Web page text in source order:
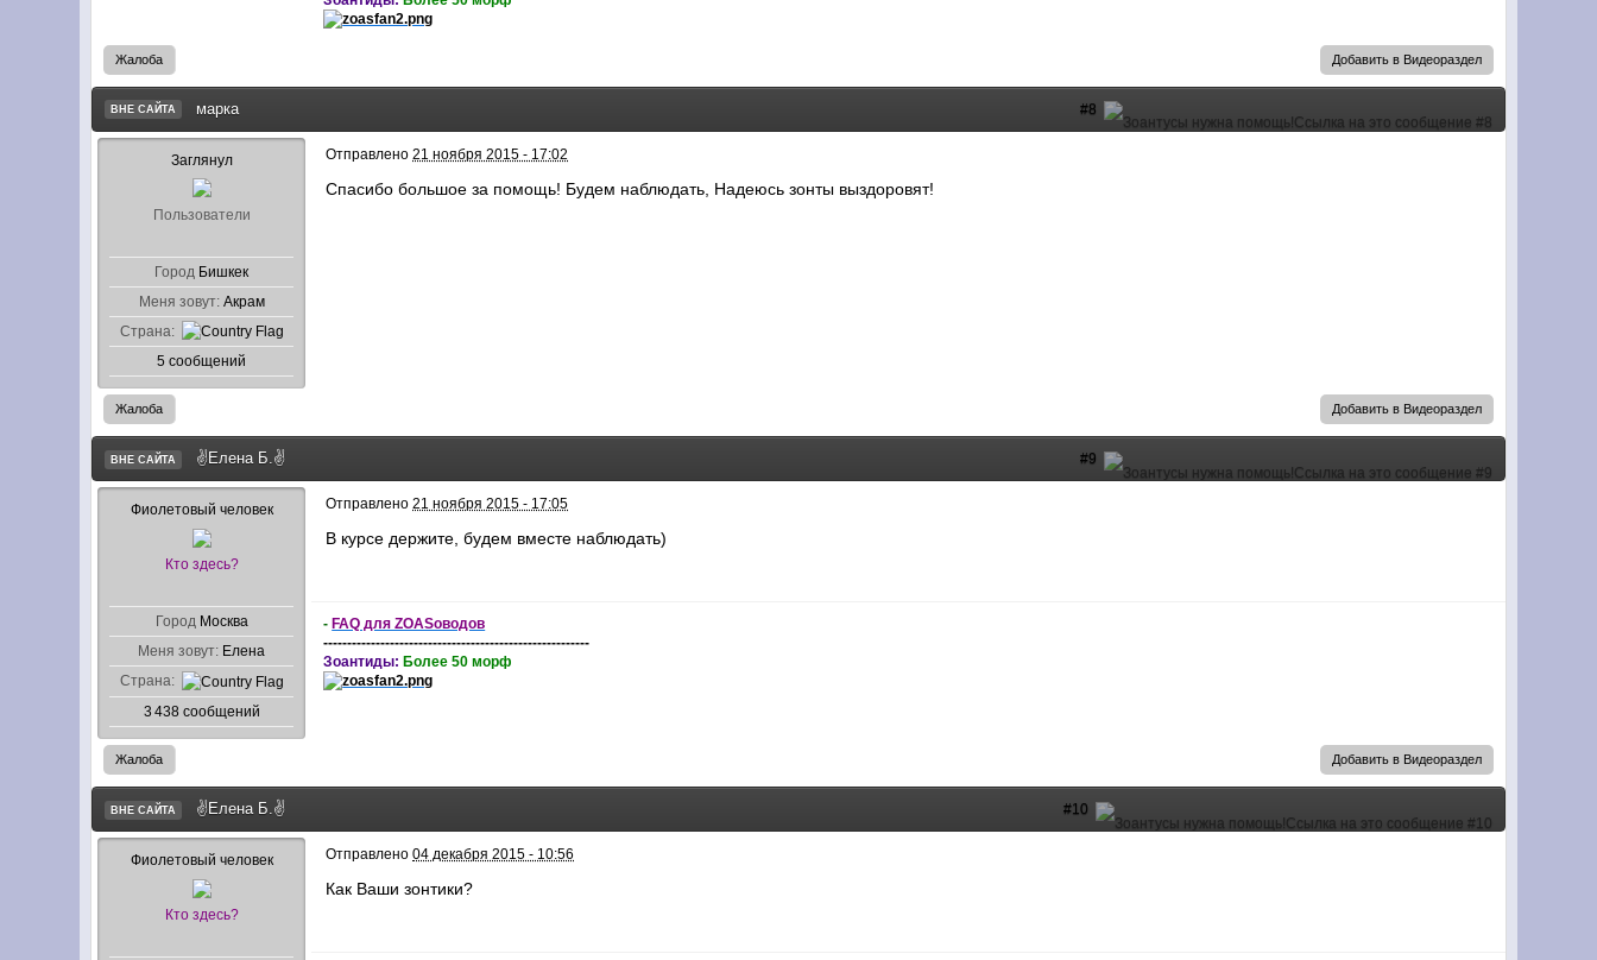
Добавить в Видеораздел
Жалоба
#8
ВНЕ САЙТА марка
Заглянул
Пользователи
Город Бишкек
Меня зовут: Акрам
Страна:
5 сообщений
Отправлено21 ноября 2015 - 17:02
Спасибо большое за помощь! Будем наблюдать, Надеюсь зонты выздоровят!
Добавить в Видеораздел
Жалоба
#9
ВНЕ САЙТА ✌Елена Б.✌
Фиолетовый человек
Кто здесь?
Город Москва
Меня зовут: Елена
Страна:
3 438 сообщений
Отправлено21 ноября 2015 - 17:05
В курсе держите, будем вместе наблюдать)
- FAQ для ZOASоводов
--------------------------------------------------------
Зоантиды: Более 50 морф
Добавить в Видеораздел
Жалоба
#10
ВНЕ САЙТА ✌Елена Б.✌
Фиолетовый человек
Кто здесь?
Отправлено04 декабря 2015 - 10:56
Как Ваши зонтики?